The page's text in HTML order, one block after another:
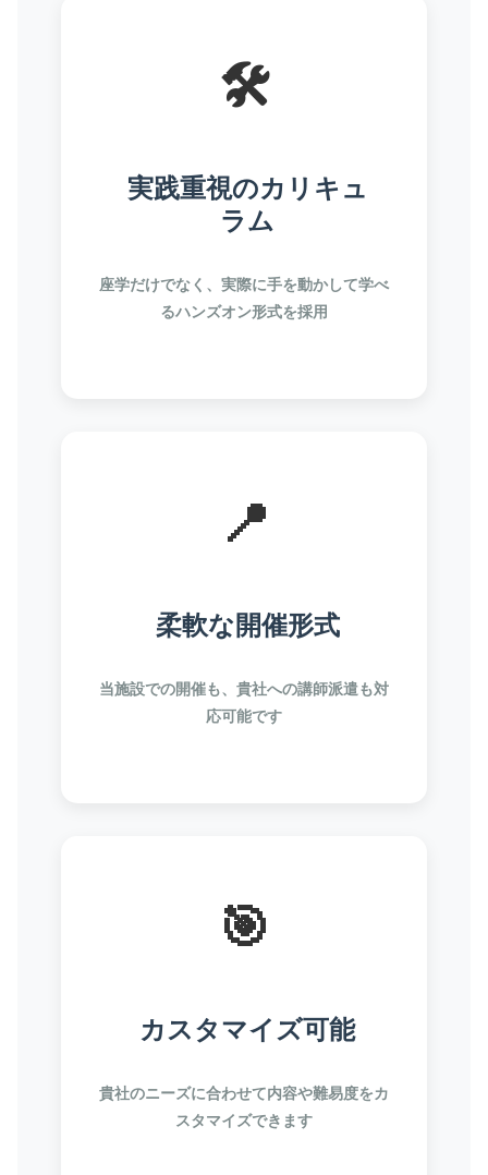
🛠️
実践重視のカリキュ
ラム
座学だけでなく、実際に手を動かして学べ
るハンズオン形式を採用
📍
柔軟な開催形式
当施設での開催も、貴社への講師派遣も対
応可能です
🎯
カスタマイズ可能
貴社のニーズに合わせて内容や難易度をカ
スタマイズできます